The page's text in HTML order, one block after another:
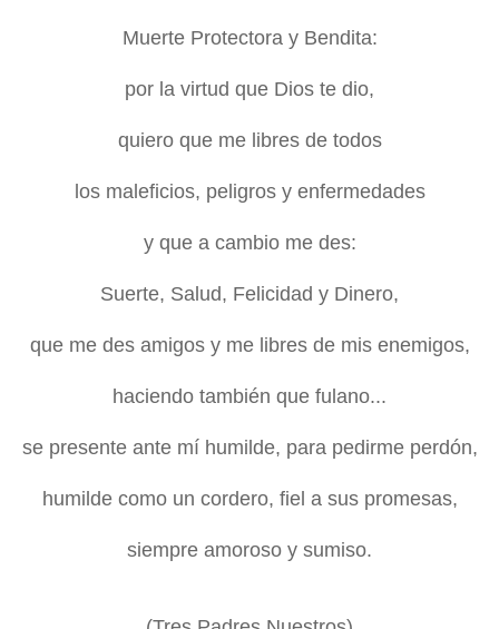
Muerte Protectora y Bendita:
por la virtud que Dios te dio,
quiero que me libres de todos
los maleficios, peligros y enfermedades
y que a cambio me des:
Suerte, Salud, Felicidad y Dinero,
que me des amigos y me libres de mis enemigos,
haciendo también que fulano...
se presente ante mí humilde, para pedirme perdón,
humilde como un cordero, fiel a sus promesas,
siempre amoroso y sumiso.